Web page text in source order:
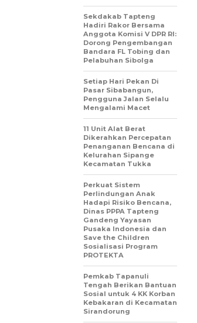
Sekdakab Tapteng
Hadiri Rakor Bersama
Anggota Komisi V DPR RI:
Dorong Pengembangan
Bandara FL Tobing dan
Pelabuhan Sibolga
Setiap Hari Pekan Di
Pasar Sibabangun,
Pengguna Jalan Selalu
Mengalami Macet
11 Unit Alat Berat
Dikerahkan Percepatan
Penanganan Bencana di
Kelurahan Sipange
Kecamatan Tukka
Perkuat Sistem
Perlindungan Anak
Hadapi Risiko Bencana,
Dinas PPPA Tapteng
Gandeng Yayasan
Pusaka Indonesia dan
Save the Children
Sosialisasi Program
PROTEKTA
Pemkab Tapanuli
Tengah Berikan Bantuan
Sosial untuk 4 KK Korban
Kebakaran di Kecamatan
Sirandorung